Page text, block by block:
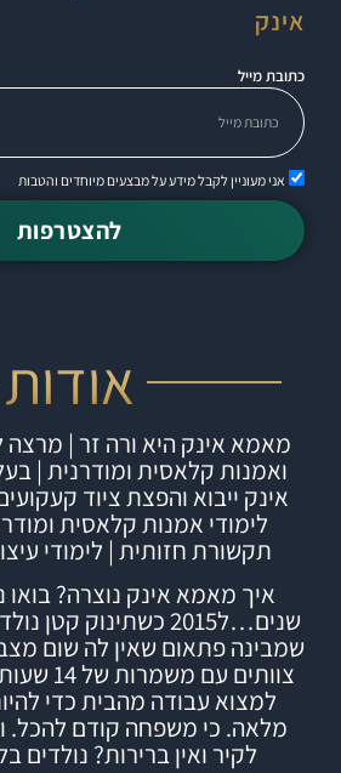
אינק
כתובת מייל
אני מעוניין לקבל מידע על מבצעים מיוחדים והטבות
להצטרפות
אודות
מאמא אינק היא ורה זר | מרצה
ואמנות קלאסית ומודרנית |
אינק ייבוא והפצת ציוד
לימודי אמנות קלאסית
תקשורת חזותית | לימודי
איך מאמא אינק נוצרה?
שנים…ל2015 כשתינוק
שמבינה פתאום שאין לה שום מצב
צוותים
למצוא עבודה מהבית כדי
מלאה. כי משפחה קודם להכל.
לקיר ואין ברירות? נולדים